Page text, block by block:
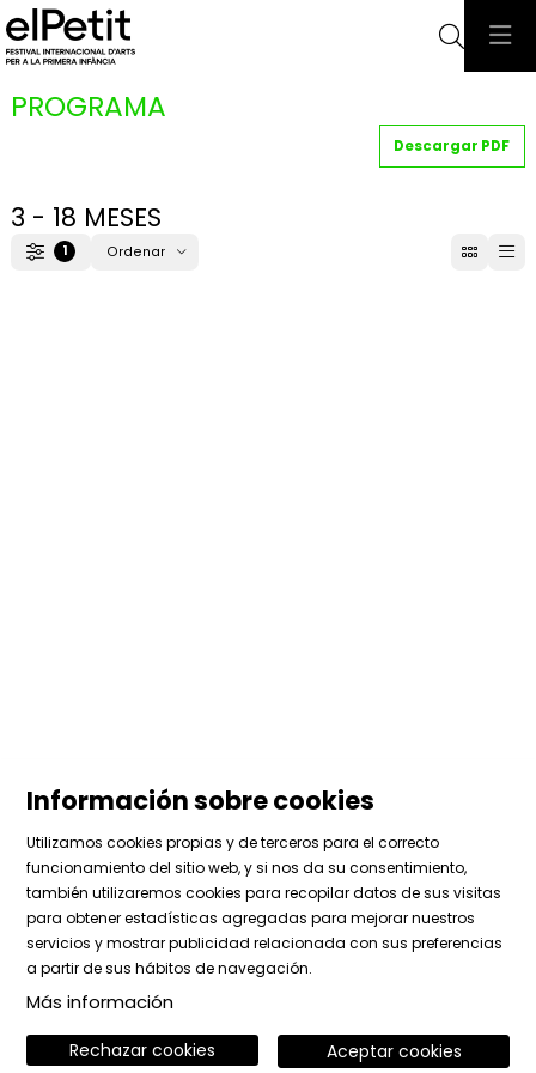
PROGRAMA
Descargar PDF
3 - 18 MESES
Filtrar
1 Ordenar
Sitemap | Aviso Legal | Uso de Cookies |
Contactar
Área privada
Link a instagram
Link a facebook
Link a vimeo
Información sobre cookies
Utilizamos cookies propias y de terceros para el correcto
funcionamiento del sitio web, y si nos da su consentimiento,
también utilizaremos cookies para recopilar datos de sus visitas
para obtener estadísticas agregadas para mejorar nuestros
servicios y mostrar publicidad relacionada con sus preferencias
a partir de sus hábitos de navegación.
Más información
Aceptar cookies
Rechazar cookies